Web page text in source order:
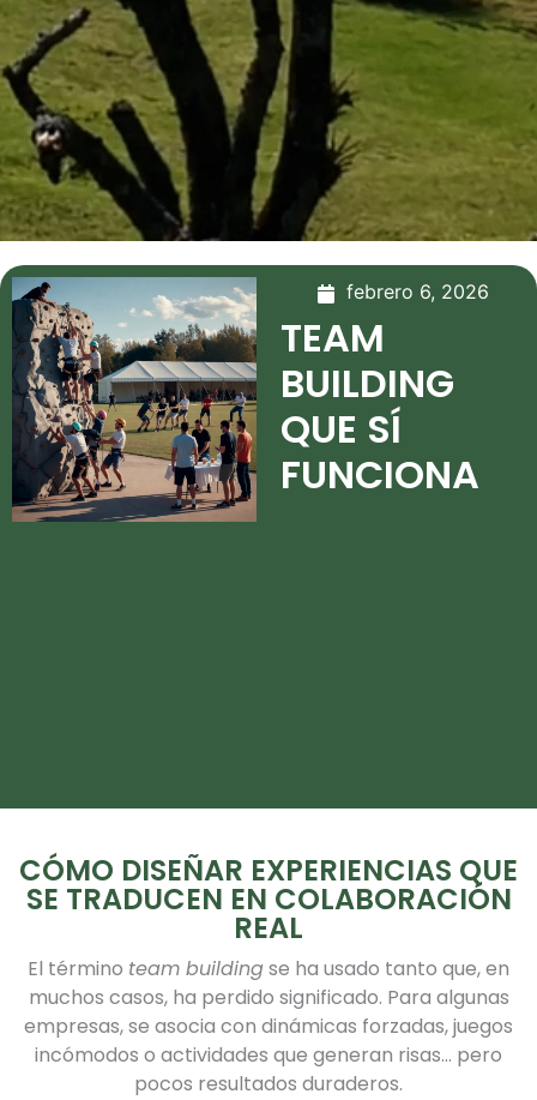
febrero 6, 2026
TEAM
BUILDING
QUE SÍ
FUNCIONA
CÓMO DISEÑAR EXPERIENCIAS QUE
SE TRADUCEN EN COLABORACIÓN
REAL
El término team buildingse ha usado tanto que, en
muchos casos, ha perdido significado. Para algunas
empresas, se asocia con dinámicas forzadas, juegos
incómodos o actividades que generan risas… pero
pocos resultados duraderos.